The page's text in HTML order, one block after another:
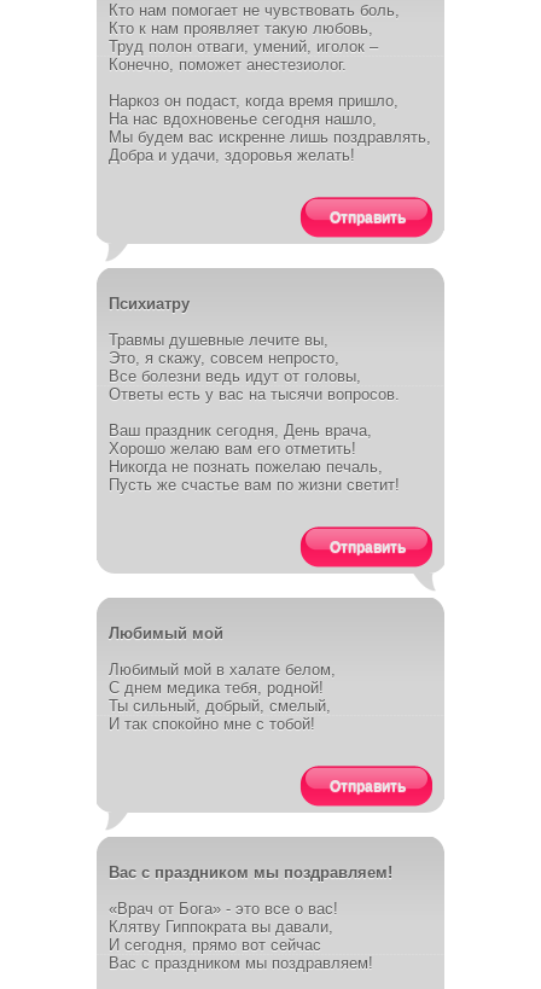
Кто нам помогает не чувствовать боль,
Кто к нам проявляет такую любовь,
Труд полон отваги, умений, иголок –
Конечно, поможет анестезиолог.
Наркоз он подаст, когда время пришло,
На нас вдохновенье сегодня нашло,
Мы будем вас искренне лишь поздравлять,
Добра и удачи, здоровья желать!
Отправить
Психиатру
Травмы душевные лечите вы,
Это, я скажу, совсем непросто,
Все болезни ведь идут от головы,
Ответы есть у вас на тысячи вопросов.
Ваш праздник сегодня, День врача,
Хорошо желаю вам его отметить!
Никогда не познать пожелаю печаль,
Пусть же счастье вам по жизни светит!
Отправить
Любимый мой
Любимый мой в халате белом,
С днем медика тебя, родной!
Ты сильный, добрый, смелый,
И так спокойно мне с тобой!
Отправить
Вас с праздником мы поздравляем!
«Врач от Бога» - это все о вас!
Клятву Гиппократа вы давали,
И сегодня, прямо вот сейчас
Вас с праздником мы поздравляем!